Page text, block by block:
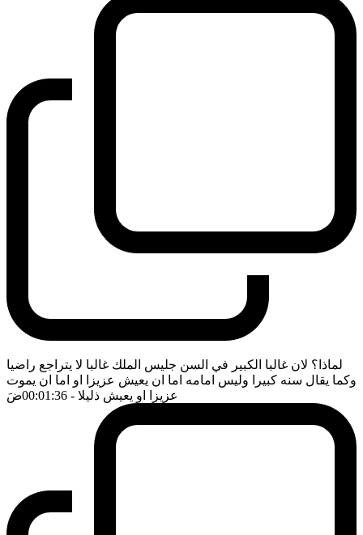
لماذا؟ لان غالبا الكبير في السن جليس الملك غالبا لا يتراجع راضيا
وكما يقال سنه كبيرا وليس امامه اما ان يعيش عزيزا او اما ان يموت
عزيزا او يعيش ذليلا - 00:01:36 ضَ